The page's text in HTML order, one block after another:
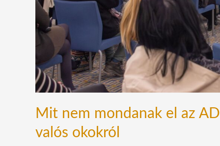
Mit nem mondanak el az
valós okokról
valós
okokról